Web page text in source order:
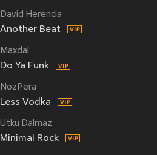
David Herencia
Another Beat
Maxdal
Do Ya Funk
NozPera
Less Vodka
Utku Dalmaz
Minimal Rock